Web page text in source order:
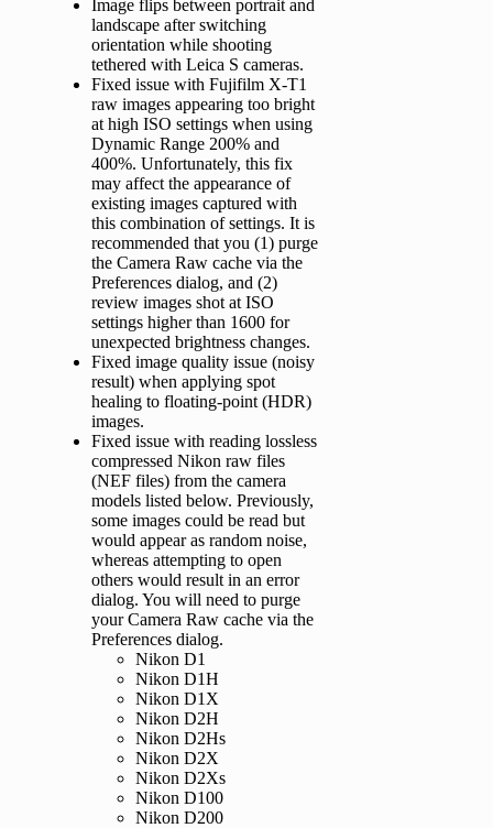
Image flips between portrait and
landscape after switching
orientation while shooting
tethered with Leica S cameras.
Fixed issue with Fujifilm X-T1
raw images appearing too bright
at high ISO settings when using
Dynamic Range 200% and
400%. Unfortunately, this fix
may affect the appearance of
existing images captured with
this combination of settings. It is
recommended that you (1) purge
the Camera Raw cache via the
Preferences dialog, and (2)
review images shot at ISO
settings higher than 1600 for
unexpected brightness changes.
Fixed image quality issue (noisy
result) when applying spot
healing to floating-point (HDR)
images.
Fixed issue with reading lossless
compressed Nikon raw files
(NEF files) from the camera
models listed below. Previously,
some images could be read but
would appear as random noise,
whereas attempting to open
others would result in an error
dialog. You will need to purge
your Camera Raw cache via the
Preferences dialog.
Nikon D1
Nikon D1H
Nikon D1X
Nikon D2H
Nikon D2Hs
Nikon D2X
Nikon D2Xs
Nikon D100
Nikon D200